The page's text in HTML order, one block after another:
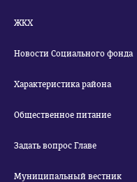
ЖКХ
Новости Социального фонда
Характеристика района
Общественное питание
Задать вопрос Главе
Муниципальный вестник